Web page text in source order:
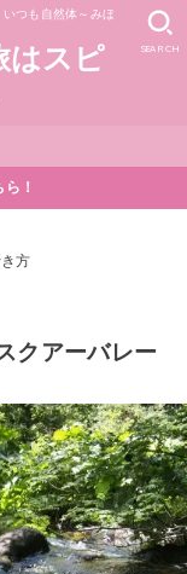
つも自然体～みほ
はスピ
SEARCH
！
き方
クアーバレー